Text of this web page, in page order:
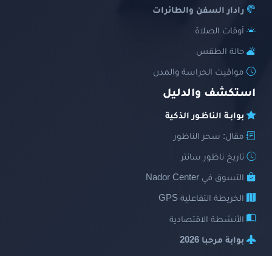
رادار السفن والطائرات
أوقات الصلاة
حالة الطقس
مواقيت الحراسة والمدن
استكشف والدليل
بوابـة الناظـور الذكية
مقال: سحر الناظور
تاريخ ناظور سانتر
التسوق في Nador Center
الخريطة التفاعلية GPS
الأنشطة الاقتصادية
بوابة مرحبا 2026